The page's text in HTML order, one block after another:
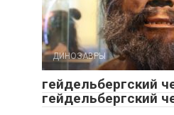
ДИНОЗАВРЫ
гейдельбергский
гейдельбергский